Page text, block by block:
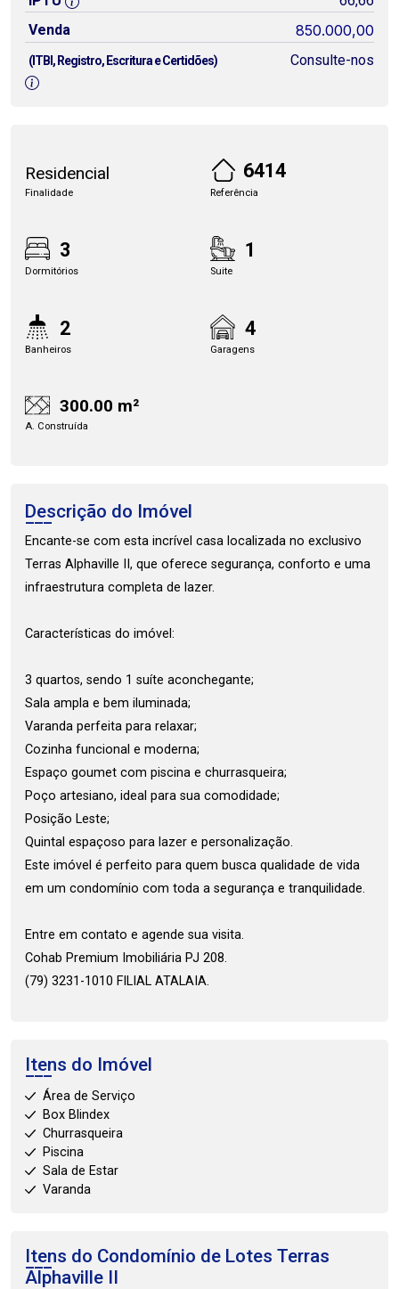
Venda
850.000,00
(ITBI, Registro, Escritura e Certidões) Consulte-nos
Residencial
Finalidade
6414
Referência
3
Dormitórios
1
Suite
2
Banheiros
4
Garagens
300.00 m²
A. Construída
Descrição do Imóvel
Encante-se com esta incrível casa localizada no exclusivo
Terras Alphaville II, que oferece segurança, conforto e uma
infraestrutura completa de lazer.
Características do imóvel:
3 quartos, sendo 1 suíte aconchegante;
Sala ampla e bem iluminada;
Varanda perfeita para relaxar;
Cozinha funcional e moderna;
Espaço goumet com piscina e churrasqueira;
Poço artesiano, ideal para sua comodidade;
Posição Leste;
Quintal espaçoso para lazer e personalização.
Este imóvel é perfeito para quem busca qualidade de vida
em um condomínio com toda a segurança e tranquilidade.
Entre em contato e agende sua visita.
Cohab Premium Imobiliária PJ 208.
(79) 3231-1010 FILIAL ATALAIA.
Itens do Imóvel
Área de Serviço
Box Blindex
Churrasqueira
Piscina
Sala de Estar
Varanda
Itens do Condomínio de Lotes Terras
Alphaville II